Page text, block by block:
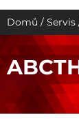
Domů / Servis